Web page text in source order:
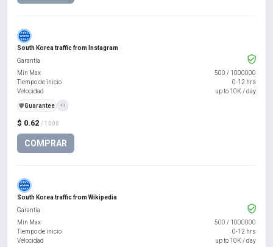
South Korea traffic from Instagram
$ 0.62 / 1000
COMPRAR
Garantía
Min Max
500 / 1000000
Tiempo de inicio
0-12 hrs
Velocidad
up to 10K / day
️🛡️Guarantee +1
South Korea traffic from Wikipedia
Garantía
Min Max
500 / 1000000
Tiempo de inicio
0-12 hrs
Velocidad
up to 10K / day